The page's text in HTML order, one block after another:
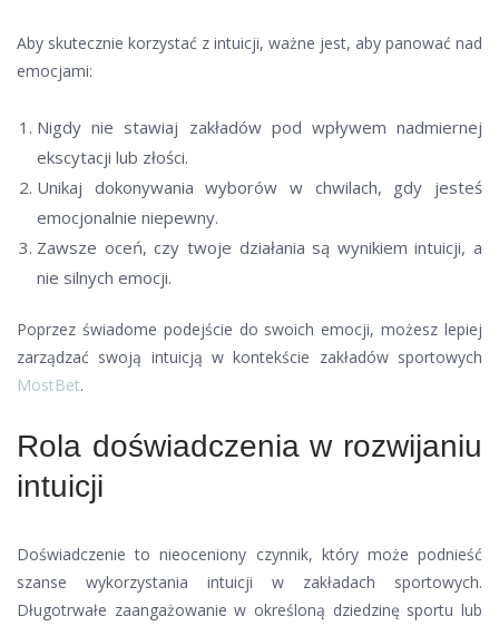
Aby skutecznie korzystać z intuicji, ważne jest, aby panować nad
emocjami:
Nigdy nie stawiaj zakładów pod wpływem nadmiernej
ekscytacji lub złości.
Unikaj dokonywania wyborów w chwilach, gdy jesteś
emocjonalnie niepewny.
Zawsze oceń, czy twoje działania są wynikiem intuicji, a
nie silnych emocji.
Poprzez świadome podejście do swoich emocji, możesz lepiej
zarządzać swoją intuicją w kontekście zakładów sportowych
MostBet.
Rola doświadczenia w rozwijaniu
intuicji
Doświadczenie to nieoceniony czynnik, który może podnieść
szanse wykorzystania intuicji w zakładach sportowych.
Długotrwałe zaangażowanie w określoną dziedzinę sportu lub